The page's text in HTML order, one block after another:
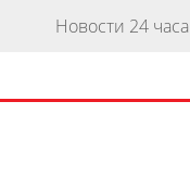
Новости 24 часа